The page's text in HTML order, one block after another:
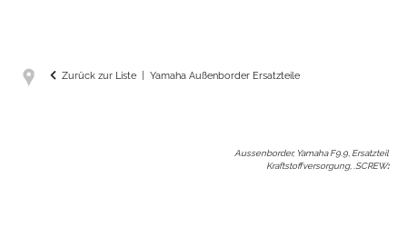
Zurück zur Liste Yamaha Außenborder Ersatzteile
Aussenborder, Yamaha F9.9, Ersatzteil
Kraftstoffversorgung, .SCREW: